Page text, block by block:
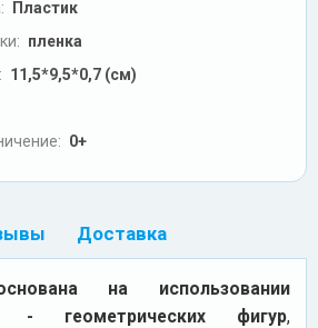
Пластик
пленка
11,5*9,5*0,7 (см)
0+
Доставка
на использовании
- геометрических фигур,